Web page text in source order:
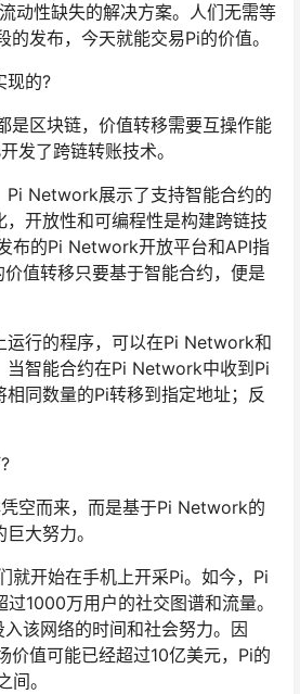
动性缺失的解决方案。人们无需等
发布，今天就能交易Pi的价值。
现的?
是区块链，价值转移需要互操作能
发了跨链转账技术。
Pi Network展示了支持智能合约的
开放性和可编程性是构建跨链技
布的Pi Network开放平台和API指
值转移只要基于智能合约，便是
运行的程序，可以在Pi Network和
当智能合约在Pi Network中收到Pi
同数量的Pi转移到指定地址；反
空而来，而是基于Pi Network的
大努力。
就开始在手机上开采Pi。如今，Pi
1000万用户的社交图谱和流量。
该网络的时间和社会努力。因
价值可能已经超过10亿美元，Pi的
。